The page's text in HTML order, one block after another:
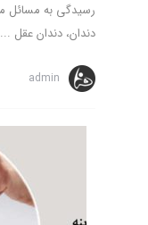
رسیدگی به مسائل
دندان، دندان عقل ...
admin